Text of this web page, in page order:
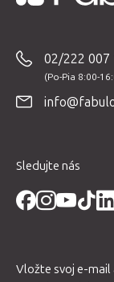
02/222 007
Sledujte nás
Vložte svoj e-mail